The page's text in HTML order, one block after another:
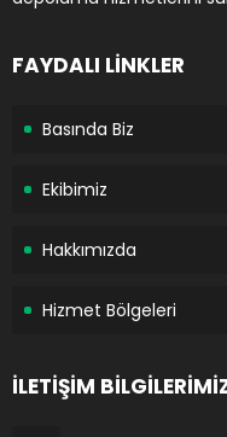
FAYDALI LİNKLER
Basında Biz
Ekibimiz
Hakkımızda
Hizmet Bölgeleri
İLETİŞİM